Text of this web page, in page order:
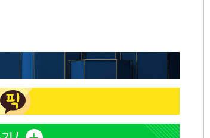
벌 원해"
2
아이유, 장기하 '별일 없이 산다' 선곡…쿨한
일상 공개
3
김혜수 "우린 돈 받고 일하는 프리랜서…받
는 만큼 해내야"